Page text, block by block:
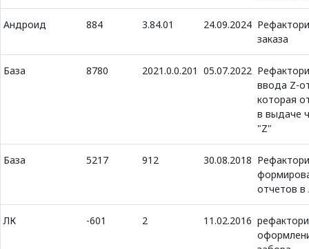
Андроид 884 3.84.01 24.09.2024
заказа
База 8780 2021.0.0.201 05.07.2022
ввода Z-
которая
в выдаче
"Z"
База 5217 912 30.08.2018
отчетов
ЛК -601 2 11.02.2016